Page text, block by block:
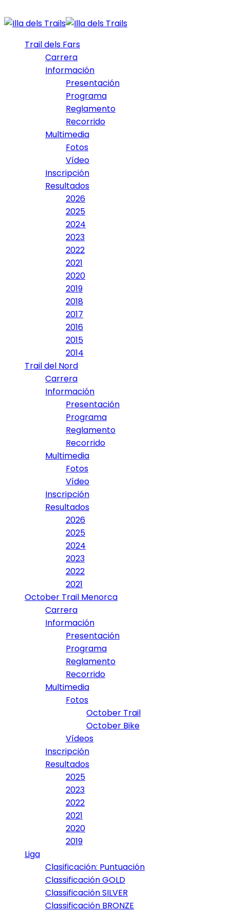
Trail dels Fars
Carrera
Información
Presentación
Programa
Reglamento
Recorrido
Multimedia
Fotos
Vídeo
Inscripción
Resultados
2026
2025
2024
2023
2022
2021
2020
2019
2018
2017
2016
2015
2014
Trail del Nord
Carrera
Información
Presentación
Programa
Reglamento
Recorrido
Multimedia
Fotos
Vídeo
Inscripción
Resultados
2026
2025
2024
2023
2022
2021
October Trail Menorca
Carrera
Información
Presentación
Programa
Reglamento
Recorrido
Multimedia
Fotos
October Trail
October Bike
Vídeos
Inscripción
Resultados
2025
2023
2022
2021
2020
2019
Liga
Clasificación: Puntuación
Classificación GOLD
Classificación SILVER
Classificación BRONZE